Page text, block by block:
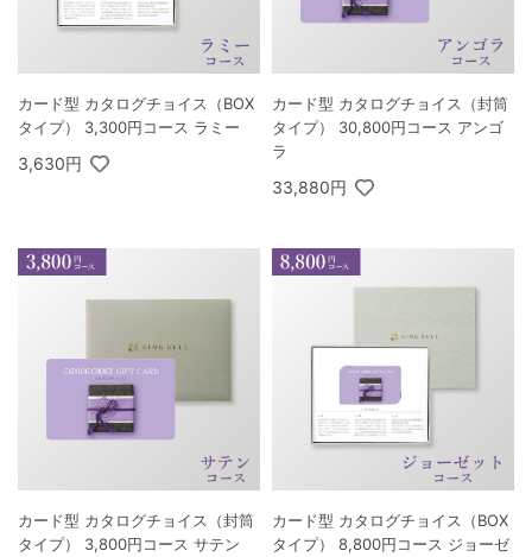
カード型 カタログチョイス（BOX
タイプ） 3,300円コース ラミー
3,630円
カード型 カタログチョイス（封筒
タイプ） 30,800円コース アンゴ
ラ
33,880円
カード型 カタログチョイス（封筒
タイプ） 3,800円コース サテン
カード型 カタログチョイス（BOX
タイプ） 8,800円コース ジョーゼ